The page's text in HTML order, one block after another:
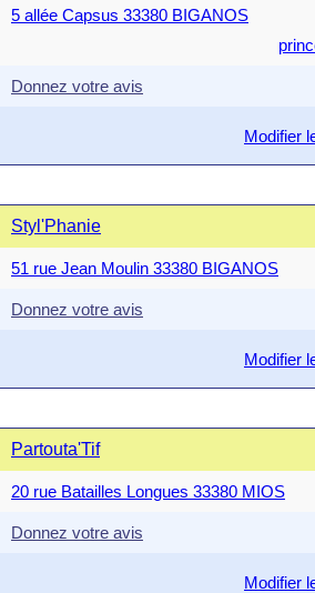
5 allée Capsus 33380 BIGANOS
Donnez votre avis
Modifier
Styl'Phanie
51 rue Jean Moulin 33380 BIGANOS
Donnez votre avis
Modifier
Partouta'Tif
20 rue Batailles Longues 33380 MIOS
Donnez votre avis
Modifier